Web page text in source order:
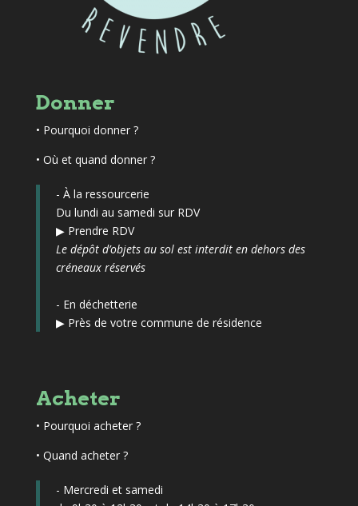
Donner
• Pourquoi donner ?
• Où et quand donner ?
- À la ressourcerie
Du lundi au samedi sur RDV
▶ Prendre RDV
Le dépôt d’objets au sol est interdit en dehors des
créneaux réservés
- En déchetterie
▶ Près de votre commune de résidence
Acheter
• Pourquoi acheter ?
• Quand acheter ?
- Mercredi et samedi